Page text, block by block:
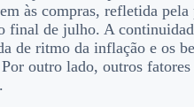
às compras, refletida pela
final de julho. A
de ritmo da inflação e os
outro lado, outros